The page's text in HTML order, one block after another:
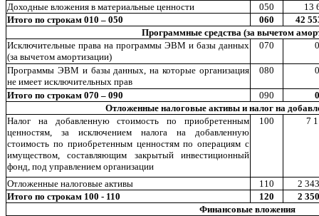
Доходные вложения в материальные ценности
050
13
Итого по строкам 010 – 050
060
42
Программные средства (за вычетом
Исключительные права на программы ЭВМ и базы данных
(за вычетом амортизации)
070
Программы ЭВМ и базы данных, на которые организация
не имеет исключительных прав
080
Итого по строкам 070 – 090 090
Отложенные налоговые активы и налог на
Налог на добавленную стоимость по приобретенным
ценностям, за исключением налога на добавленную
стоимость по приобретенным ценностям по операциям с
имуществом, составляющим закрытый инвестиционный
фонд, под управлением организации
100 7
Отложенные налоговые активы 110
2
Итого по строкам 100 - 110
120
2
Финансовые вложения